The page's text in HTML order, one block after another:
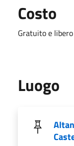
Costo
Gratuito e libero
Luogo